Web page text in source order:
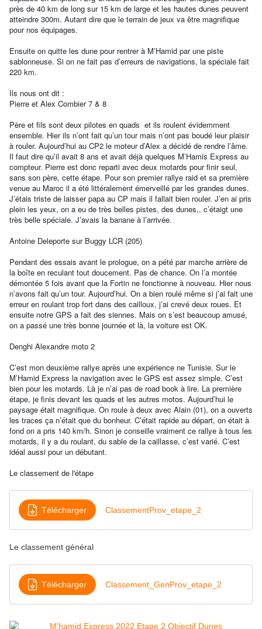
près de 40 km de long sur 15 km de large et les hautes dunes peuvent
atteindre 300m. Autant dire que le terrain de jeux va être magnifique
pour nos équipages.
Ensuite on quitte les dune pour rentrer à M’Hamid par une piste
sablonneuse. Si on ne fait pas d’erreurs de navigations, la spéciale fait
220 km.
Ils nous ont dit :
Pierre et Alex Combier 7 & 8
Père et fils sont deux pilotes en quads et ils roulent évidemment
ensemble. Hier ils n’ont fait qu’un tour mais n’ont pas boudé leur plaisir
à rouler. Aujourd’hui au CP2 le moteur d’Alex a décidé de rendre l’âme.
Il faut dire qu’il avait 8 ans et avait déjà quelques M’Hamis Express au
compteur. Pierre est donc reparti avec deux motards pour finir seul,
sans son père, cette étape. Pour son premier rallye raid et sa première
venue au Maroc il a été littéralement émerveillé par les grandes dunes.
J’étais triste de laisser papa au CP mais il fallait bien rouler. J’en ai pris
plein les yeux, on a eu de très belles pistes, des dunes,, c’étaigt une
très belle spéciale. J’avais la banane à l’arrivée.
Antoine Deleporte sur Buggy LCR (205)
Pendant des essais avant le prologue, on a pété par marche arrière de
la boîte en reculant tout doucement. Pas de chance. On l’a montée
démontée 5 fois avant que la Fortin ne fonctionne à nouveau. Hier nous
n’avons fait qu’un tour. Aujourd’hui. On a bien roulé même si j’ai fait une
erreur en roulant trop fort dans des cailloux, j’ai crevé deux roues. Et
ensuite notre GPS a fait des siennes. Mais on s’est beaucoup amusé,
on a passé une très bonne journée et là, la voiture est OK.
Denghi Alexandre moto 2
C’est mon deuxième rallye après une expérience ne Tunisie. Sur le
M’Hamid Express la navigation avec le GPS est assez simple. C’est
bien pour les motards. Là je n’ai pas de road book à lire. La première
étape, je finis devant les quads et les autres motos. Aujourd’hui le
paysage était magnifique. On roule à deux avec Alain (01), on a ouverts
les traces ça n’était que du bonheur. C’était rapide au départ, on était à
fond on a pris 140 km/h. Sinon je conseille vraiment ce rallye à tous les
motards, il y a du roulant, du sable de la caillasse, c’est varié. C’est
idéal aussi pour un débutant.
Le classement de l'étape
Télécharger ClassementProv_etape_2
Le classement général
Télécharger Classement_GenProv_etape_2